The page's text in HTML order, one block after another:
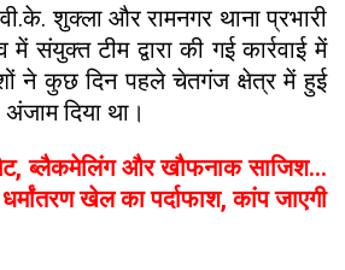
शुक्ला और रामनगर थाना प्रभारी
संयुक्त टीम द्वारा की गई कार्रवाई में
ने कुछ दिन पहले चेतगंज क्षेत्र में हुई
दिया था।
ब्लैकमेलिंग और खौफनाक साजिश...
खेल का पर्दाफाश, कांप जाएगी